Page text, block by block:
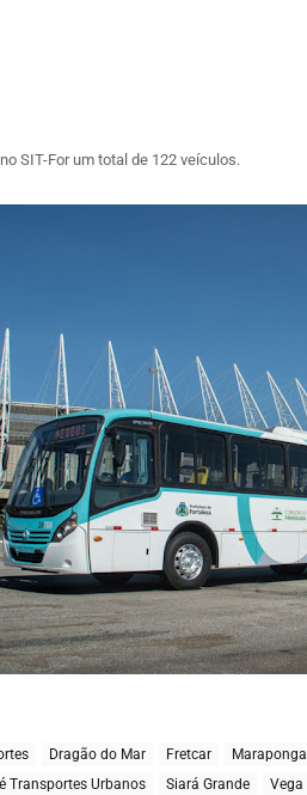
SIT-For um total de 122 veículos.
Dragão do Mar Fretcar Maraponga
Transportes Urbanos Siará Grande Vega